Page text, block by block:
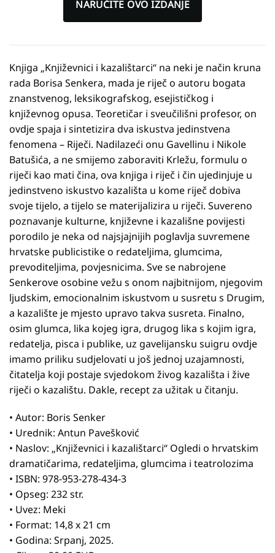
NARUČITE OVO IZDANJE
Knjiga „Književnici i kazalištarci“ na neki je način kruna
rada Borisa Senkera, mada je riječ o autoru bogata
znanstvenog, leksikografskog, esejističkog i
književnog opusa. Teoretičar i sveučilišni profesor, on
ovdje spaja i sintetizira dva iskustva jedinstvena
fenomena – Riječi. Nadilazeći onu Gavellinu i Nikole
Batušića, a ne smijemo zaboraviti Krležu, formulu o
riječi kao mati čina, ova knjiga i riječ i čin ujedinjuje u
jedinstveno iskustvo kazališta u kome riječ dobiva
svoje tijelo, a tijelo se materijalizira u riječi. Suvereno
poznavanje kulturne, književne i kazališne povijesti
porodilo je neka od najsjajnijih poglavlja suvremene
hrvatske publicistike o redateljima, glumcima,
prevoditeljima, povjesnicima. Sve se nabrojene
Senkerove osobine vežu s onom najbitnijom, njegovim
ljudskim, emocionalnim iskustvom u susretu s Drugim,
a kazalište je mjesto upravo takva susreta. Finalno,
osim glumca, lika kojeg igra, drugog lika s kojim igra,
redatelja, pisca i publike, uz gavelijansku suigru ovdje
imamo priliku sudjelovati u još jednoj uzajamnosti,
čitatelja koji postaje svjedokom živog kazališta i žive
riječi o kazalištu. Dakle, recept za užitak u čitanju.
• Autor: Boris Senker
• Urednik: Antun Pavešković
• Naslov: „Književnici i kazalištarci“ Ogledi o hrvatskim
dramatičarima, redateljima, glumcima i teatrolozima
• ISBN: 978-953-278-434-3
• Opseg: 232 str.
• Uvez: Meki
• Format: 14,8 x 21 cm
• Godina: Srpanj, 2025.